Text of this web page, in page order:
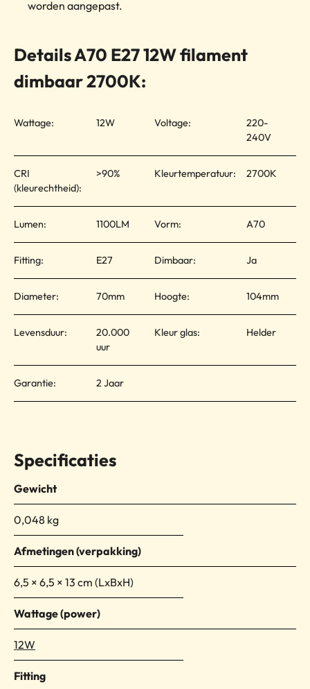
worden aangepast.
Details A70 E27 12W filament
dimbaar 2700K:
Wattage: 12W Voltage:
220-
240V
CRI
(kleurechtheid):
>90% Kleurtemperatuur: 2700K
Lumen: 1100LM Vorm: A70
Fitting: E27 Dimbaar: Ja
Diameter: 70mm Hoogte: 104mm
Levensduur:
20.000
uur
Kleur glas: Helder
Garantie: 2 Jaar
Specificaties
Gewicht
0,048 kg
Afmetingen
6,5 × 6,5 × 13 cm
Wattage (power)
12W
Fitting